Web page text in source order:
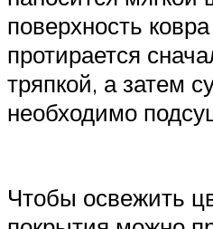
поверхность
протирается
тряпкой, а затем
необходимо
Чтобы освежить